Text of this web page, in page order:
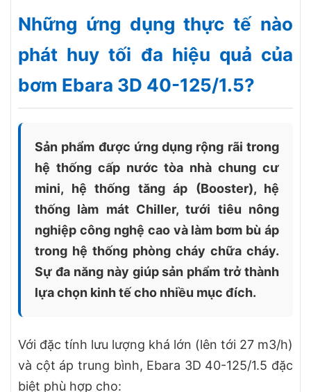
Những ứng dụng thực tế nào
phát huy tối đa hiệu quả của
bơm Ebara 3D 40-125/1.5?
Sản phẩm được ứng dụng rộng rãi trong
hệ thống cấp nước tòa nhà chung cư
mini, hệ thống tăng áp (Booster), hệ
thống làm mát Chiller, tưới tiêu nông
nghiệp công nghệ cao và làm bơm bù áp
trong hệ thống phòng cháy chữa cháy.
Sự đa năng này giúp sản phẩm trở thành
lựa chọn kinh tế cho nhiều mục đích.
Với đặc tính lưu lượng khá lớn (lên tới 27 m3/h)
và cột áp trung bình, Ebara 3D 40-125/1.5 đặc
biệt phù hợp cho: